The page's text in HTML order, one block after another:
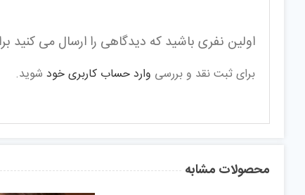
اولین نفری باشید که دیدگاهی را ارسال می کنید
برای ثبت نقد و بررسی وارد حساب کاربری خود شوید.
محصولات مشابه